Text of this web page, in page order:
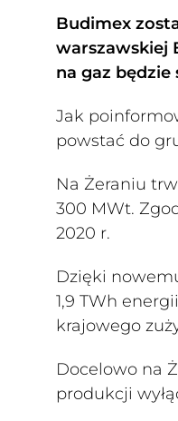
Budimex
warszawskiej
na gaz będzie
Jak
powstać do
Na Żeraniu
300 MWt.
2020 r.
Dzięki
1,9 TWh
krajowego
Docelowo na
produkcji